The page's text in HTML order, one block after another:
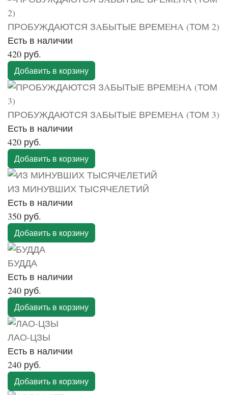
ПРОБУЖДАЮТСЯ ЗAБЫТЫЕ ВРЕМEНA (ТОМ 2)
Есть в наличии
420 руб.
Добавить в корзину
ПРОБУЖДАЮТСЯ ЗAБЫТЫЕ ВРЕМEНA (ТОМ 3)
Есть в наличии
420 руб.
Добавить в корзину
ИЗ МИНУВШИХ ТЫСЯЧЕЛЕТИЙ
Есть в наличии
350 руб.
Добавить в корзину
БУДДА
Есть в наличии
240 руб.
Добавить в корзину
ЛАО-ЦЗЫ
Есть в наличии
240 руб.
Добавить в корзину